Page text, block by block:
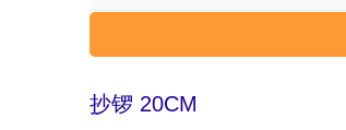
抄锣 20CM